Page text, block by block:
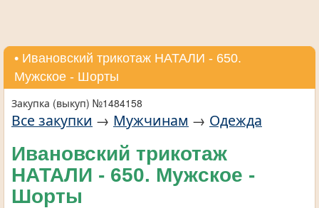
• Ивановский трикотаж НАТАЛИ - 650.
Мужское - Шорты
Закупка (выкуп) №1484158
Все закупки → Мужчинам → Одежда
Ивановский трикотаж
НАТАЛИ - 650. Мужское -
Шорты